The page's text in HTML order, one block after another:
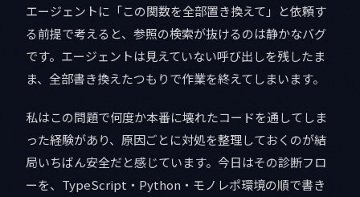
エージェントに「この関数を全部置き換えて」と依頼す
る前提で考えると、参照の検索が抜けるのは静かなバグ
です。エージェントは見えていない呼び出しを残したま
ま、全部書き換えたつもりで作業を終えてしまいます。
私はこの問題で何度か本番に壊れたコードを通してしま
った経験があり、原因ごとに対処を整理しておくのが結
局いちばん安全だと感じています。今日はその診断フロ
ーを、TypeScript・Python・モノレポ環境の順で書き